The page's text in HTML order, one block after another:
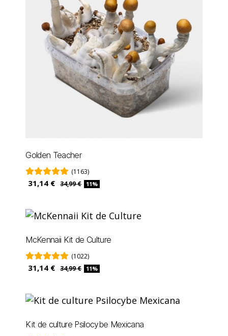
Golden Teacher
(1163)
31,14 € 34,99 € 11%
McKennaii Kit de Culture
(1022)
31,14 € 34,99 € 11%
Kit de culture Psilocybe Mexicana